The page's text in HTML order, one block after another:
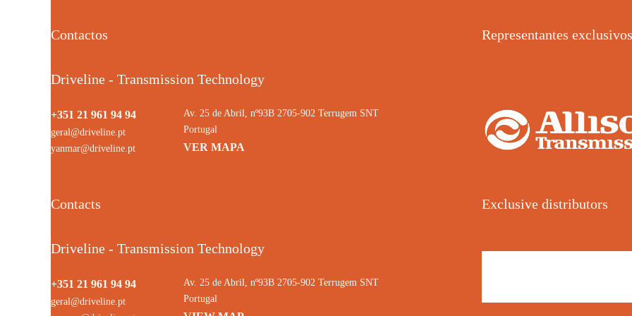
Contactos
Driveline - Transmission Technology
+351 21 961 94 94
geral@driveline.pt
yanmar@driveline.pt
Av. 25 de Abril, nº93B 2705-902 Terrugem SNT
Portugal
VER MAPA
Representantes exclusivos
Contacts
Driveline - Transmission Technology
+351 21 961 94 94
geral@driveline.pt
Av. 25 de Abril, nº93B 2705-902 Terrugem SNT
Portugal
Exclusive distributors